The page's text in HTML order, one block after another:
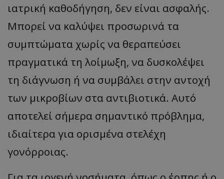
ιατρική καθοδήγηση, δεν είναι ασφαλής.
Μπορεί να καλύψει προσωρινά τα
συμπτώματα χωρίς να θεραπεύσει
πραγματικά τη λοίμωξη, να δυσκολέψει
τη διάγνωση ή να συμβάλει στην αντοχή
των μικροβίων στα αντιβιοτικά. Αυτό
αποτελεί σήμερα σημαντικό πρόβλημα,
ιδιαίτερα για ορισμένα στελέχη
γονόρροιας.